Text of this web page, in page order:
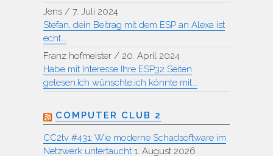
Jens / 7. Juli 2024
Stefan, dein Beitrag mit dem ESP an Alexa ist
echt...
Franz hofmeister / 20. April 2024
Habe mit Interesse Ihre ESP32 Seiten
gelesen.Ich wünschte,ich könnte mit...
COMPUTER CLUB 2
CC2tv #431: Wie moderne Schadsoftware im
Netzwerk untertaucht 1. August 2026